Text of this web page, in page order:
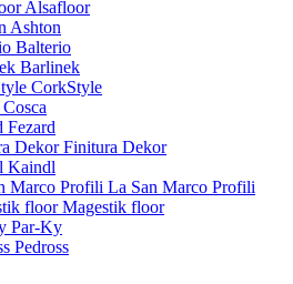
Alsafloor
Ashton
Balterio
Barlinek
CorkStyle
Cosca
Fezard
Finitura Dekor
Kaindl
La San Marco Profili
Magestik floor
Par-Ky
Pedross